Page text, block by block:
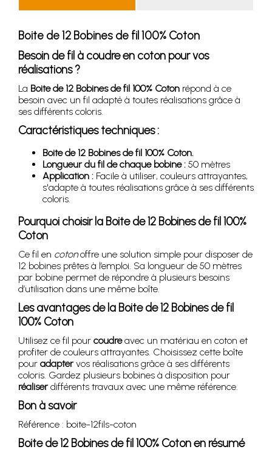
Boite de 12 Bobines de fil 100% Coton
Besoin de fil à coudre en coton pour vos
réalisations ?
La Boite de 12 Bobines de fil 100% Coton répond à ce
besoin avec un fil adapté à toutes réalisations grâce à
ses différents coloris.
Caractéristiques techniques :
Boite de 12 Bobines de fil 100% Coton.
Longueur du fil de chaque bobine : 50 mètres
Application : Facile à utiliser, couleurs attrayantes,
s'adapte à toutes réalisations grâce à ses différents
coloris.
Pourquoi choisir la Boite de 12 Bobines de fil 100%
Coton
Ce fil en cotonoffre une solution simple pour disposer de
12 bobines prêtes à l’emploi. Sa longueur de 50 mètres
par bobine permet de répondre à plusieurs besoins
d’utilisation dans une même boîte.
Les avantages de la Boite de 12 Bobines de fil
100% Coton
Utilisez ce fil pour coudreavec un matériau en coton et
profiter de couleurs attrayantes. Choisissez cette boîte
pour adaptervos réalisations grâce à ses différents
coloris. Gardez plusieurs bobines à disposition pour
réaliserdifférents travaux avec une même référence.
Bon à savoir
Référence : boite-12fils-coton
Boite de 12 Bobines de fil 100% Coton en résumé